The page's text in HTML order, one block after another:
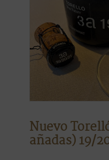
Nuevo
añadas) 19/